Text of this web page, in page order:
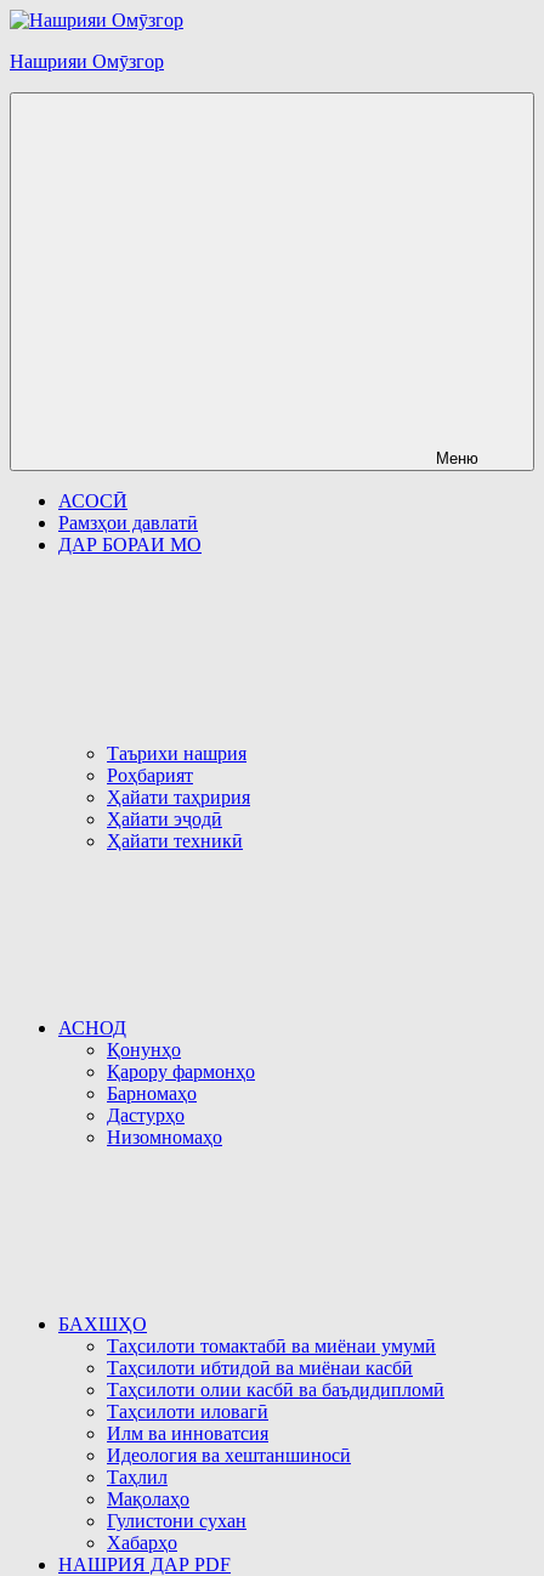
Перейти
содержимому
Нашрияи Омӯзгор
Меню
АСОСӢ
Рамзҳои давлатӣ
ДАР БОРАИ МО
Таърихи нашрия
Роҳбарият
Ҳайати таҳририя
Ҳайати эҷодӣ
Ҳайати техникӣ
АСНОД
Қонунҳо
Қарору фармонҳо
Барномаҳо
Дастурҳо
Низомномаҳо
БАХШҲО
Таҳсилоти томактабӣ ва миёнаи умумӣ
Таҳсилоти ибтидоӣ ва миёнаи касбӣ
Таҳсилоти олии касбӣ ва баъдидипломӣ
Таҳсилоти иловагӣ
Илм ва инноватсия
Идеология ва хештаншиносӣ
Таҳлил
Мақолаҳо
Гулистони сухан
Хабарҳо
НАШРИЯ ДАР PDF